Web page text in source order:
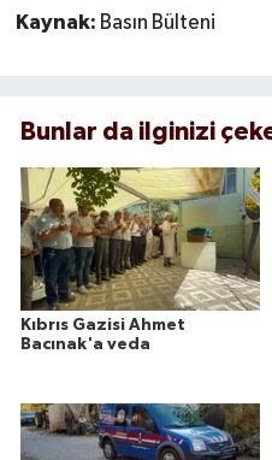
Kaynak: Basın Bülteni
Bunlar da ilginizi
Kıbrıs Gazisi Ahmet
Bacınak'a veda